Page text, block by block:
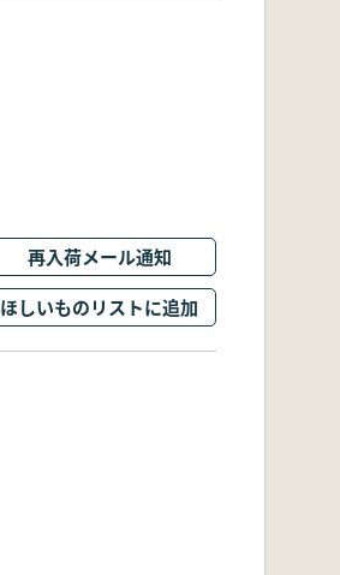
再入荷メール通知
ほしいものリストに追加